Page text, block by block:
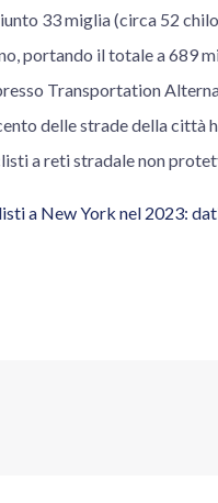
33 miglia (circa 52
portando il totale a 689
Transportation
delle strade della città
a reti stradale non
a New York nel 2023: